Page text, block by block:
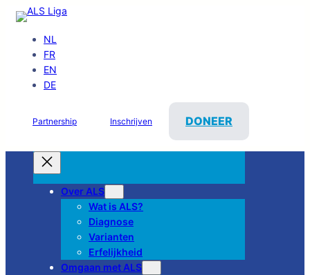
NL
FR
EN
DE
Partnership Inschrijven DONEER
Over ALS
Wat is ALS?
Diagnose
Varianten
Erfelijkheid
Omgaan met ALS